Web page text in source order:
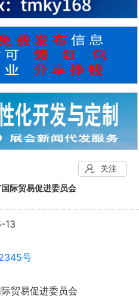
关注
国际贸易促进委员会
13
号
贸易促进委员会